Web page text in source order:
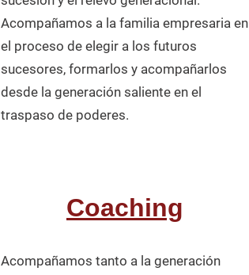
Acompañamos a la familia empresaria en
el proceso de elegir a los futuros
sucesores, formarlos y acompañarlos
desde la generación saliente en el
traspaso de poderes.
Coaching
Acompañamos tanto a la generación